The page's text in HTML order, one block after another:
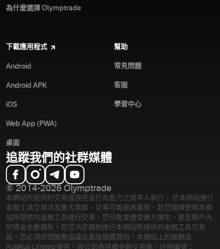
為什麼選擇 Olymptrade
下載應用程式
Android
Android APK
iOS
Web App (PWA)
桌面
幫助
常見問題
客服
學習中心
追蹤我們的社群媒體
© 2014-2026 Olymptrade
本網站所提供的交易僅限完全行為能力之成年人執行。 於本網站進行
金融工具交易涉及重大風險，交易可能極具風險。若您選擇使用本網
站所提供的金融工具進行交易，您可能會遭受重大損失，甚至帳戶內
的資金全數損失。在您決定開始進行本網站所提供的金融工具交易
前，您必須詳閱服務協議及風險揭露資訊。 本網站上的服務由
Aollikus Limited 提供，該公司為持牌金融交易商，註冊編號：